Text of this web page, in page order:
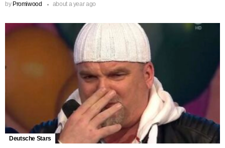
by Promiwood about a year ago
Deutsche Stars